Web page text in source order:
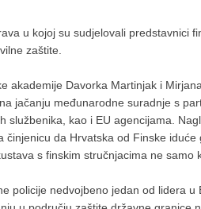
u kojoj su sudjelovali predstavnici
zaštite.
akademije Davorka Martinjak i Mirjana
jačanju međunarodne suradnje s
kao i EU agencijama.
da Hrvatska od Finske iduće
s finskim stručnjacima ne samo
policije nedvojbeno jedan od lidera u